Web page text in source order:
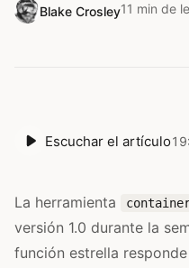
Blake Crosley11 min de
Escuchar el artículo
La herramienta
versión 1.0 durante la
función estrella